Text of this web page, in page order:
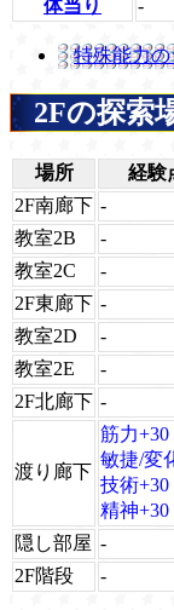
体当り
-
特殊能力
2Fの探索
場所 経験
2F南廊下 -
教室2B
-
教室2C
-
2F東廊下 -
教室2D
-
教室2E
-
2F北廊下 -
渡り廊下
筋力+30
敏捷/変
技術+30
精神+30
隠し部屋 -
2F階段
-